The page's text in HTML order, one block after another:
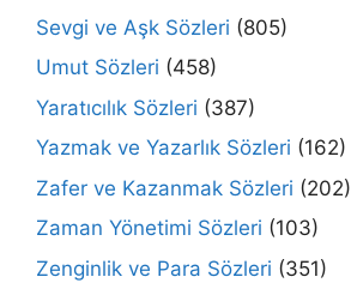
Sevgi ve Aşk Sözleri (805)
Umut Sözleri (458)
Yaratıcılık Sözleri (387)
Yazmak ve Yazarlık Sözleri (162)
Zafer ve Kazanmak Sözleri (202)
Zaman Yönetimi Sözleri (103)
Zenginlik ve Para Sözleri (351)